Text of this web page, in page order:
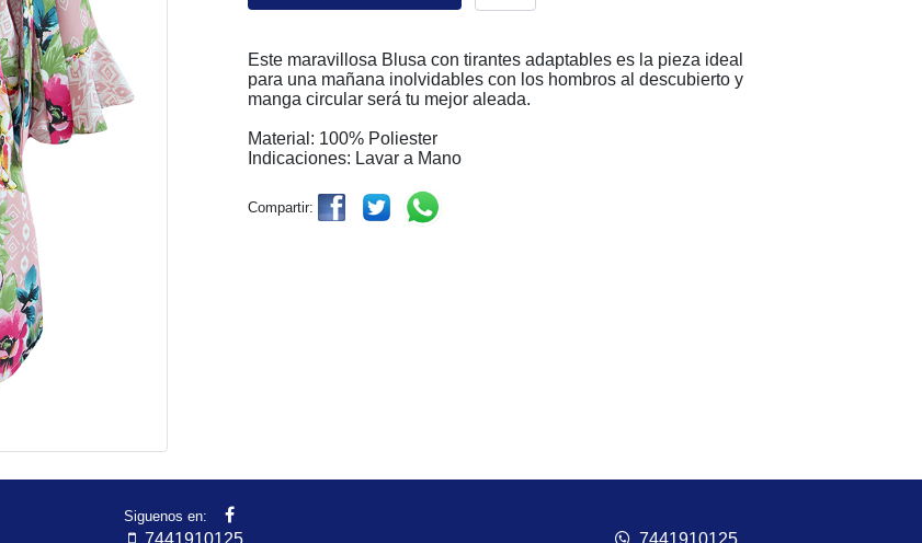
Este maravillosa Blusa con tirantes adaptables es la pieza ideal
para una mañana inolvidables con los hombros al descubierto y
manga circular será tu mejor aleada.
Material: 100% Poliester
Indicaciones: Lavar a Mano
Compartir:
Siguenos en:
7441910125 7441910125